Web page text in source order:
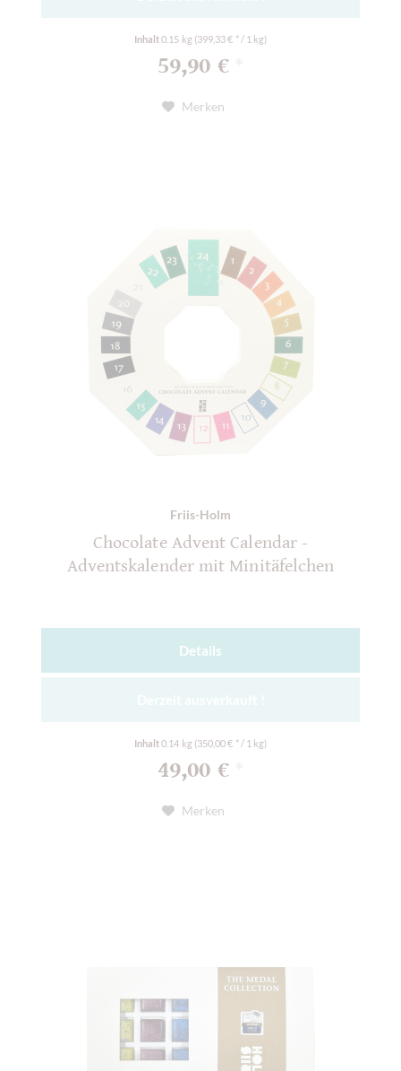
Inhalt0.15 kg (399,33 € * / 1 kg)
59,90 €
Merken
Friis-Holm
Chocolate Advent Calendar -
Adventskalender mit Minitäfelchen
Details
Inhalt0.14 kg (350,00 € * / 1 kg)
49,00 €
Merken